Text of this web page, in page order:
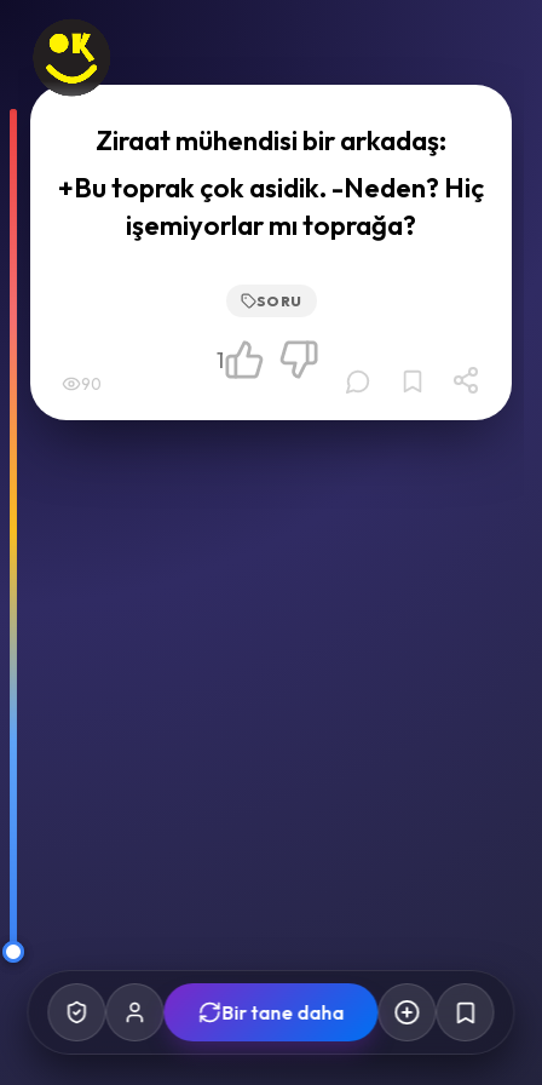
Ziraat mühendisi bir arkadaş:
+Bu toprak çok asidik. -Neden? Hiç
işemiyorlar mı toprağa?
SORU
90
1
Bir tane daha